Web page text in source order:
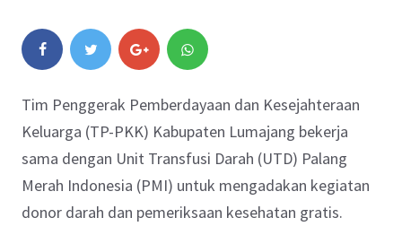
Tim Penggerak Pemberdayaan dan Kesejahteraan
Keluarga (TP-PKK) Kabupaten Lumajang bekerja
sama dengan Unit Transfusi Darah (UTD) Palang
Merah Indonesia (PMI) untuk mengadakan kegiatan
donor darah dan pemeriksaan kesehatan gratis.